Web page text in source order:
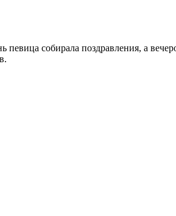
собирала поздравления, а